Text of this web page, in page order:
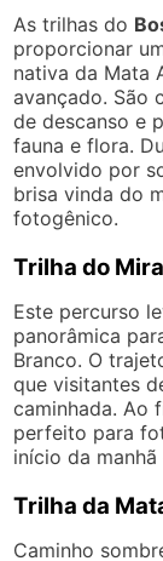
As trilhas do
proporcionar
nativa da Mata
avançado. São
de descanso e
fauna e flora.
envolvido por
brisa vinda do
fotogênico.
Trilha do
Este percurso
panorâmica
Branco. O
que visitantes
caminhada. Ao
perfeito para
início da
Trilha da
Caminho